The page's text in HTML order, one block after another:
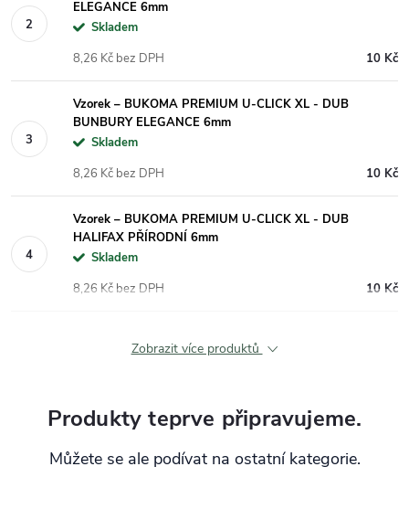
ELEGANCE 6mm
Skladem
10 Kč
8,26 Kč bez DPH
Vzorek – BUKOMA PREMIUM U-CLICK XL - DUB
BUNBURY ELEGANCE 6mm
Skladem
10 Kč
8,26 Kč bez DPH
Vzorek – BUKOMA PREMIUM U-CLICK XL - DUB
HALIFAX PŘÍRODNÍ 6mm
Skladem
10 Kč
8,26 Kč bez DPH
Zobrazit více produktů
Produkty teprve připravujeme.
Můžete se ale podívat na ostatní kategorie.